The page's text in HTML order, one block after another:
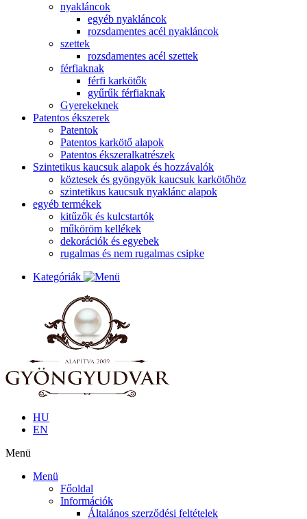
nyakláncok
egyéb nyakláncok
rozsdamentes acél nyakláncok
szettek
rozsdamentes acél szettek
férfiaknak
férfi karkötők
gyűrűk férfiaknak
Gyerekeknek
Patentos ékszerek
Patentok
Patentos karkötő alapok
Patentos ékszeralkatrészek
Szintetikus kaucsuk alapok és hozzávalók
köztesek és gyöngyök kaucsuk karkötőhöz
szintetikus kaucsuk nyaklánc alapok
egyéb termékek
kitűzők és kulcstartók
műköröm kellékek
dekorációk és egyebek
rugalmas és nem rugalmas csipke
Kategóriák
HU
EN
Menü
Menü
Főoldal
Információk
Általános szerződési feltételek